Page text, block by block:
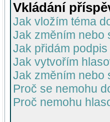
Vkládání
Jak vložím téma
Jak změním nebo
Jak přidám
Jak vytvořím
Jak změním nebo
Proč se nemohu
Proč nemohu